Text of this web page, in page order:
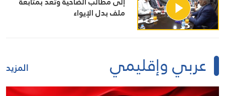
ملف بدل الإيواء
عربي وإقليمي المزيد